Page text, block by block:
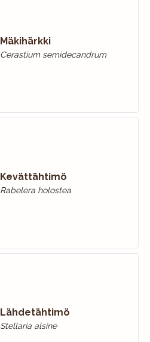
Mäkihärkki
Cerastium semidecandrum
Kevättähtimö
Rabelera holostea
Lähdetähtimö
Stellaria alsine